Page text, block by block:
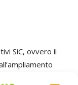
SiC, ovvero il
tra domanda